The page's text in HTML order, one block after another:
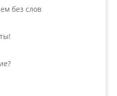
без слов